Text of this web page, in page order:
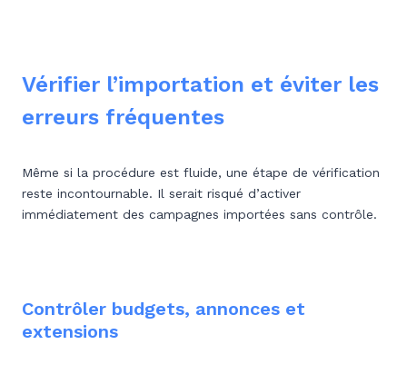
Vérifier l’importation et éviter les
erreurs fréquentes
Même si la procédure est fluide, une étape de vérification
reste incontournable. Il serait risqué d’activer
immédiatement des campagnes importées sans contrôle.
Contrôler budgets, annonces et
extensions